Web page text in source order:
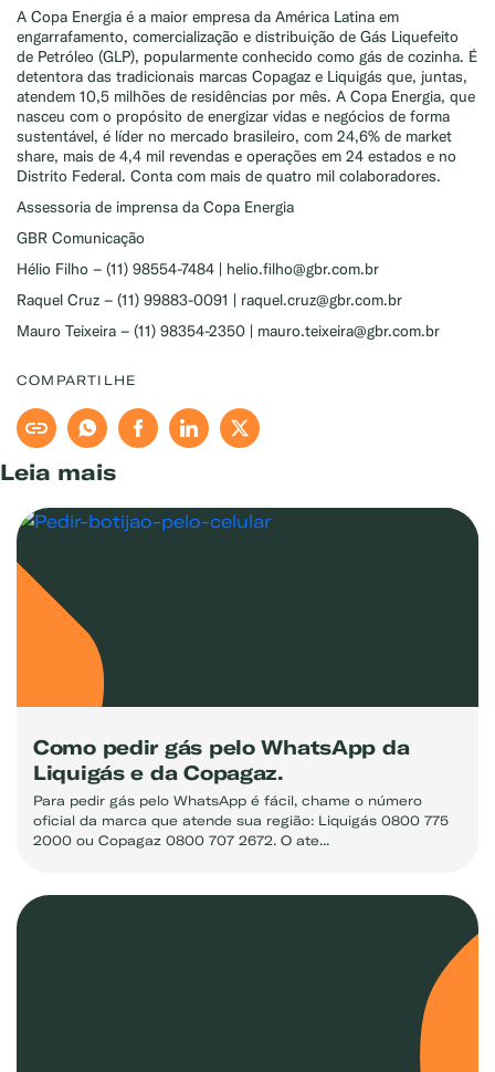
A Copa Energia é a maior empresa da América Latina em
engarrafamento, comercialização e distribuição de Gás Liquefeito
de Petróleo (GLP), popularmente conhecido como gás de cozinha. É
detentora das tradicionais marcas Copagaz e Liquigás que, juntas,
atendem 10,5 milhões de residências por mês. A Copa Energia, que
nasceu com o propósito de energizar vidas e negócios de forma
sustentável, é líder no mercado brasileiro, com 24,6% de market
share, mais de 4,4 mil revendas e operações em 24 estados e no
Distrito Federal. Conta com mais de quatro mil colaboradores.
Assessoria de imprensa da Copa Energia
GBR Comunicação
Hélio Filho – (11) 98554-7484 | helio.filho@gbr.com.br
Raquel Cruz – (11) 99883-0091 | raquel.cruz@gbr.com.br
Mauro Teixeira – (11) 98354-2350 | mauro.teixeira@gbr.com.br
COMPARTILHE
Leia mais
Como pedir gás pelo WhatsApp da
Liquigás e da Copagaz.
Para pedir gás pelo WhatsApp é fácil, chame o número
oficial da marca que atende sua região: Liquigás 0800 775
2000 ou Copagaz 0800 707 2672. O ate...